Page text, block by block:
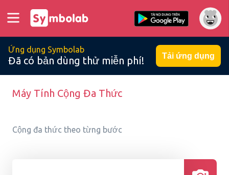
Ứng dụng Symbolab
Đã có bản dùng thử miễn phí! Tải ứng dụng
Máy Tính Cộng Đa Thức
Cộng đa thức theo từng bước